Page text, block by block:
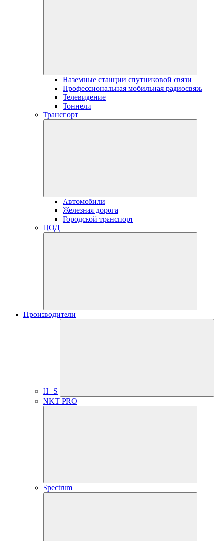
Наземные станции спутниковой связи
Профессиональная мобильная радиосвязь
Телевидение
Тоннели
Транспорт
Автомобили
Железная дорога
Городской транспорт
ЦОД
Производители
H+S
NKT PRO
Spectrum